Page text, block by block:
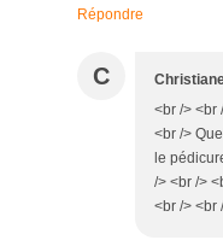
Répondre
C
<br /> <br
<br />
le
/> <br />
<br /> <br